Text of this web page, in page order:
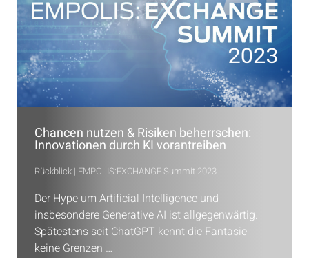
Chancen nutzen & Risiken beherrschen:
Innovationen durch KI vorantreiben
Rückblick | EMPOLIS:EXCHANGE Summit 2023
Der Hype um Artificial Intelligence und
insbesondere Generative AI ist allgegenwärtig.
Spätestens seit ChatGPT kennt die Fantasie
keine Grenzen …